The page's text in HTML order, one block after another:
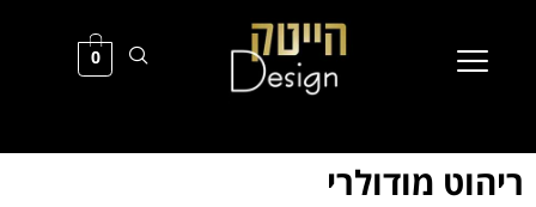
0
ריהוט מודולרי